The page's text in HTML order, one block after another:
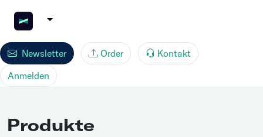
Newsletter Order
Kontakt
Anmelden
Produkte